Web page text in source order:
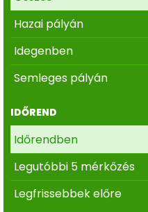
Hazai pályán
Idegenben
Semleges pályán
IDŐREND
Időrendben
Legutóbbi 5 mérkőzés
Legfrissebbek előre